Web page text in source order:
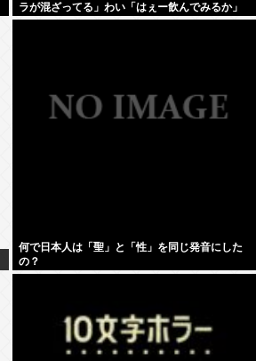
ラが混ざってる」わい「はぇー飲んでみるか」
何で日本人は「聖」と「性」を同じ発音にした
の？